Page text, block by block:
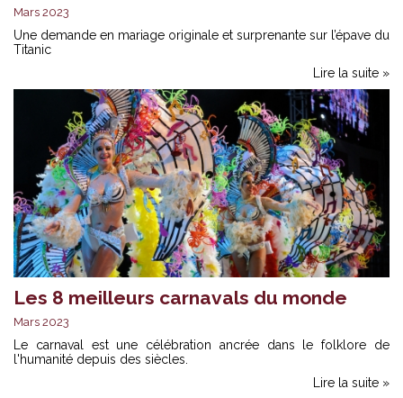
Mars 2023
Une demande en mariage originale et surprenante sur l’épave du
Titanic
Lire la suite »
Les 8 meilleurs carnavals du monde
Mars 2023
Le carnaval est une célébration ancrée dans le folklore de
l'humanité depuis des siècles.
Lire la suite »